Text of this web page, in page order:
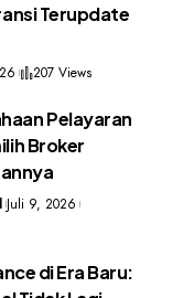
Terupdate
207 Views
Pelayaran
Broker
Juli 9, 2026
di Era Baru: